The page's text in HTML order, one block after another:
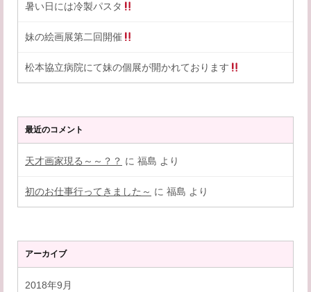
暑い日には冷製パスタ
妹の絵画展第二回開催
松本協立病院にて妹の個展が開かれております
最近のコメント
天才画家現る～～？？ に 福島 より
初のお仕事行ってきました～ に 福島 より
アーカイブ
2018年9月